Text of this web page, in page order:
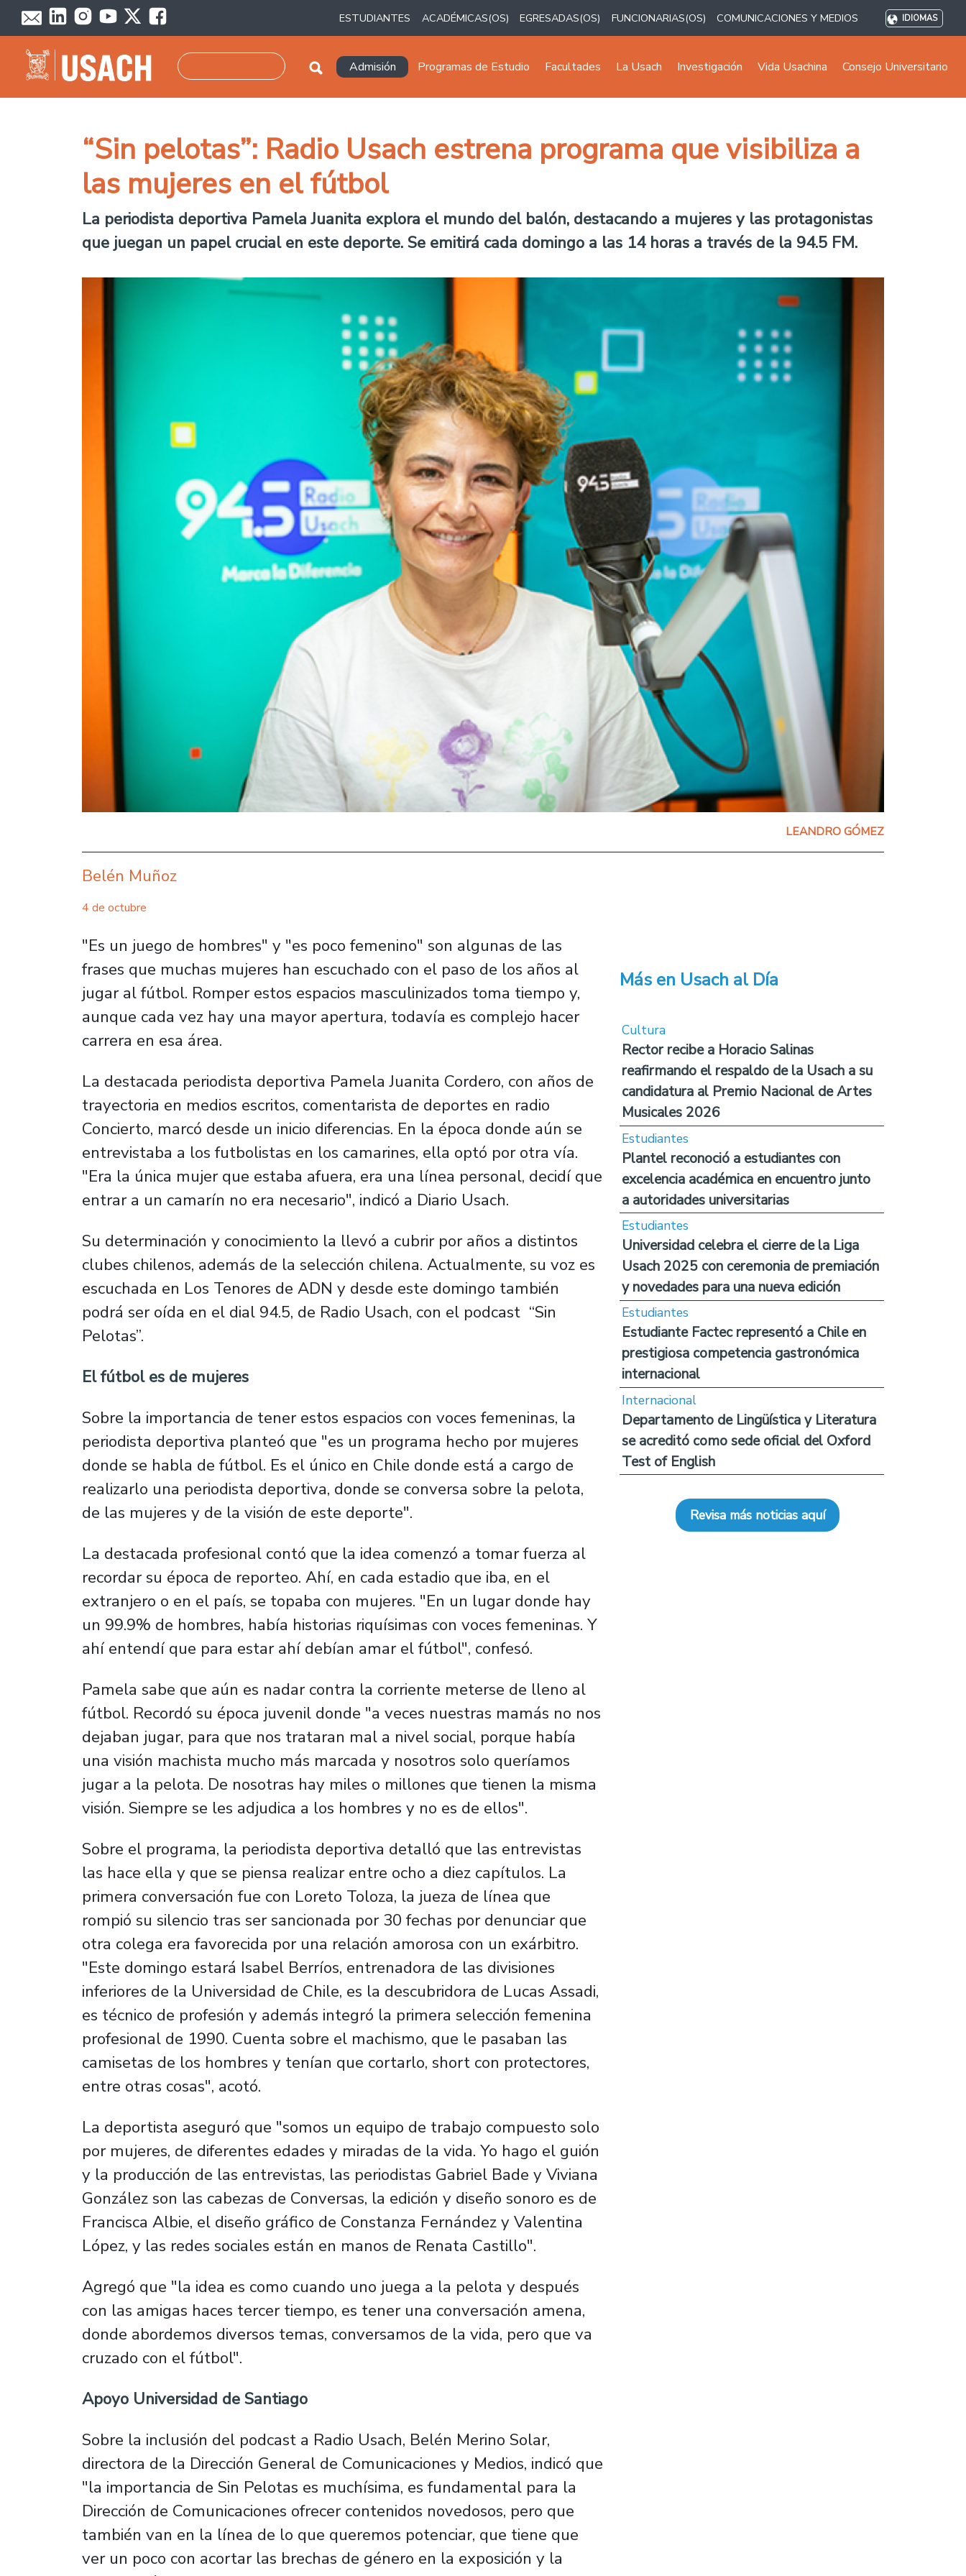
Pasar al contenido principal
ESTUDIANTES ACADÉMICAS(OS) EGRESADAS(OS) FUNCIONARIAS(OS) COMUNICACIONES Y MEDIOS IDIOMAS
Navegación principal
Admisión Programas de Estudio Facultades La Usach Investigación Vida Usachina Consejo Universitario
“Sin pelotas”: Radio Usach estrena programa que visibiliza a
las mujeres en el fútbol
La periodista deportiva Pamela Juanita explora el mundo del balón, destacando a mujeres y las protagonistas
que juegan un papel crucial en este deporte. Se emitirá cada domingo a las 14 horas a través de la 94.5 FM.
LEANDRO GÓMEZ
Belén Muñoz
4 de octubre
"Es un juego de hombres" y "es poco femenino" son algunas de las
frases que muchas mujeres han escuchado con el paso de los años al
jugar al fútbol. Romper estos espacios masculinizados toma tiempo y,
aunque cada vez hay una mayor apertura, todavía es complejo hacer
carrera en esa área.
La destacada periodista deportiva Pamela Juanita Cordero, con años de
trayectoria en medios escritos, comentarista de deportes en radio
Concierto, marcó desde un inicio diferencias. En la época donde aún se
entrevistaba a los futbolistas en los camarines, ella optó por otra vía.
"Era la única mujer que estaba afuera, era una línea personal, decidí que
entrar a un camarín no era necesario", indicó a Diario Usach.
Su determinación y conocimiento la llevó a cubrir por años a distintos
clubes chilenos, además de la selección chilena. Actualmente, su voz es
escuchada en Los Tenores de ADN y desde este domingo también
podrá ser oída en el dial 94.5, de Radio Usach, con el podcast “Sin
Pelotas”.
El fútbol es de mujeres
Sobre la importancia de tener estos espacios con voces femeninas, la
periodista deportiva planteó que "es un programa hecho por mujeres
donde se habla de fútbol. Es el único en Chile donde está a cargo de
realizarlo una periodista deportiva, donde se conversa sobre la pelota,
de las mujeres y de la visión de este deporte".
La destacada profesional contó que la idea comenzó a tomar fuerza al
recordar su época de reporteo. Ahí, en cada estadio que iba, en el
extranjero o en el país, se topaba con mujeres. "En un lugar donde hay
un 99.9% de hombres, había historias riquísimas con voces femeninas. Y
ahí entendí que para estar ahí debían amar el fútbol", confesó.
Pamela sabe que aún es nadar contra la corriente meterse de lleno al
fútbol. Recordó su época juvenil donde "a veces nuestras mamás no nos
dejaban jugar, para que nos trataran mal a nivel social, porque había
una visión machista mucho más marcada y nosotros solo queríamos
jugar a la pelota. De nosotras hay miles o millones que tienen la misma
visión. Siempre se les adjudica a los hombres y no es de ellos".
Sobre el programa, la periodista deportiva detalló que las entrevistas
las hace ella y que se piensa realizar entre ocho a diez capítulos. La
primera conversación fue con Loreto Toloza, la jueza de línea que
rompió su silencio tras ser sancionada por 30 fechas por denunciar que
otra colega era favorecida por una relación amorosa con un exárbitro.
"Este domingo estará Isabel Berríos, entrenadora de las divisiones
inferiores de la Universidad de Chile, es la descubridora de Lucas Assadi,
es técnico de profesión y además integró la primera selección femenina
profesional de 1990. Cuenta sobre el machismo, que le pasaban las
camisetas de los hombres y tenían que cortarlo, short con protectores,
entre otras cosas", acotó.
La deportista aseguró que "somos un equipo de trabajo compuesto solo
por mujeres, de diferentes edades y miradas de la vida. Yo hago el guión
y la producción de las entrevistas, las periodistas Gabriel Bade y Viviana
González son las cabezas de Conversas, la edición y diseño sonoro es de
Francisca Albie, el diseño gráfico de Constanza Fernández y Valentina
López, y las redes sociales están en manos de Renata Castillo".
Agregó que "la idea es como cuando uno juega a la pelota y después
con las amigas haces tercer tiempo, es tener una conversación amena,
donde abordemos diversos temas, conversamos de la vida, pero que va
cruzado con el fútbol".
Apoyo Universidad de Santiago
Sobre la inclusión del podcast a Radio Usach, Belén Merino Solar,
directora de la Dirección General de Comunicaciones y Medios, indicó que
"la importancia de Sin Pelotas es muchísima, es fundamental para la
Dirección de Comunicaciones ofrecer contenidos novedosos, pero que
también van en la línea de lo que queremos potenciar, que tiene que
ver un poco con acortar las brechas de género en la exposición y la
Más en Usach al Día
Cultura
Rector recibe a Horacio Salinas
reafirmando el respaldo de la Usach a su
candidatura al Premio Nacional de Artes
Musicales 2026
Estudiantes
Plantel reconoció a estudiantes con
excelencia académica en encuentro junto
a autoridades universitarias
Estudiantes
Universidad celebra el cierre de la Liga
Usach 2025 con ceremonia de premiación
y novedades para una nueva edición
Estudiantes
Estudiante Factec representó a Chile en
prestigiosa competencia gastronómica
internacional
Internacional
Departamento de Lingüística y Literatura
se acreditó como sede oficial del Oxford
Test of English
Revisa más noticias aquí